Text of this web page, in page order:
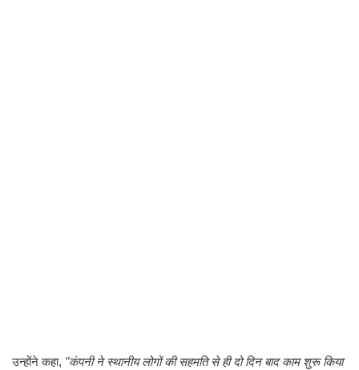
​उन्होंने कहा, "कंपनी ने स्थानीय लोगों की सहमति से ही दो दिन बाद काम शुरू किया